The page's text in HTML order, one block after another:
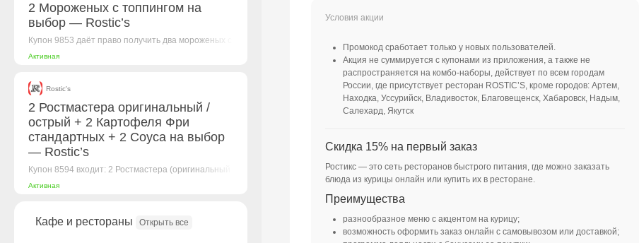
Промокод сработает только у новых пользователей.
Акция не суммируется с купонами из приложения, а также не
распространяется на комбо-наборы, действует по всем городам
России, где присутствует ресторан ROSTIC’S, кроме городов: Артем,
Находка, Уссурийск, Владивосток, Благовещенск, Хабаровск, Надым,
Салехард, Якутск
Скидка 15% на первый заказ
Ростикс — это сеть ресторанов быстрого питания, где можно заказать
блюда из курицы онлайн или купить их в ресторане.
Преимущества
разнообразное меню с акцентом на курицу;
возможность оформить заказ онлайн с самовывозом или доставкой;
2 Мороженых с топпингом на
выбор — Rostic’s
Купон 9853 даёт право получить два мороженых с
топпингом на выбор по специальной...
Активная
Rostic's
2 Ростмастера оригинальный /
острый + 2 Картофеля Фри
стандартных + 2 Соуса на выбор
— Rostic’s
Купон 8594 входит: 2 Ростмастера (оригинальный
или острый), 2 картофеля фри стандартных и...
Активная
Кафе и рестораны Открыть все